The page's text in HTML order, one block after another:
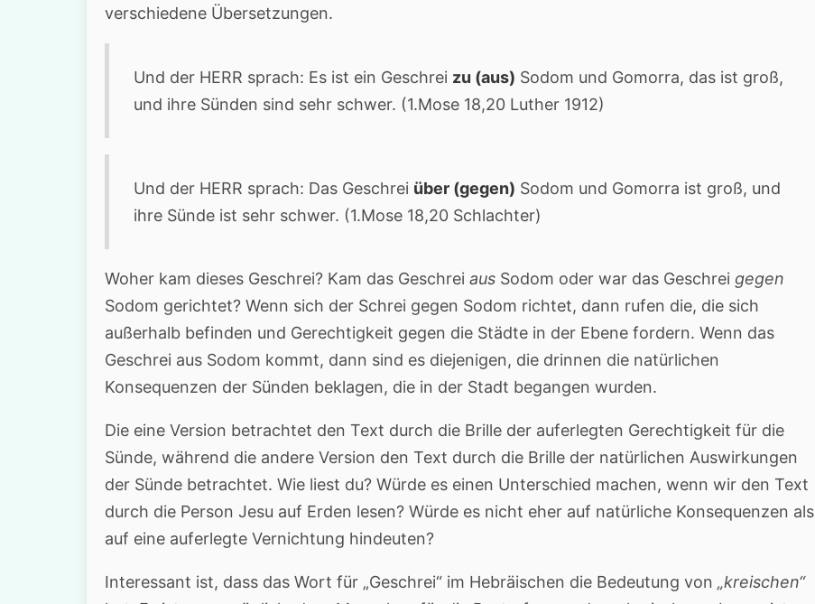
verschiedene Übersetzungen.
Und der HERR sprach: Es ist ein Geschrei zu (aus) Sodom und Gomorra, das ist groß,
und ihre Sünden sind sehr schwer. (1.Mose 18,20 Luther 1912)
Und der HERR sprach: Das Geschrei über (gegen) Sodom und Gomorra ist groß, und
ihre Sünde ist sehr schwer. (1.Mose 18,20 Schlachter)
Woher kam dieses Geschrei? Kam das Geschrei aus Sodom oder war das Geschrei gegen
Sodom gerichtet? Wenn sich der Schrei gegen Sodom richtet, dann rufen die, die sich
außerhalb befinden und Gerechtigkeit gegen die Städte in der Ebene fordern. Wenn das
Geschrei aus Sodom kommt, dann sind es diejenigen, die drinnen die natürlichen
Konsequenzen der Sünden beklagen, die in der Stadt begangen wurden.
Die eine Version betrachtet den Text durch die Brille der auferlegten Gerechtigkeit für die
Sünde, während die andere Version den Text durch die Brille der natürlichen Auswirkungen
der Sünde betrachtet. Wie liest du? Würde es einen Unterschied machen, wenn wir den Text
durch die Person Jesu auf Erden lesen? Würde es nicht eher auf natürliche Konsequenzen als
auf eine auferlegte Vernichtung hindeuten?
Interessant ist, dass das Wort für „Geschrei“ im Hebräischen die Bedeutung von „kreischen“